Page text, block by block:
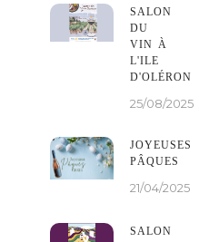
SALON
DU
VIN À
L'ILE
D'OLÉRON
25/08/2025
JOYEUSES
PÂQUES
21/04/2025
SALON